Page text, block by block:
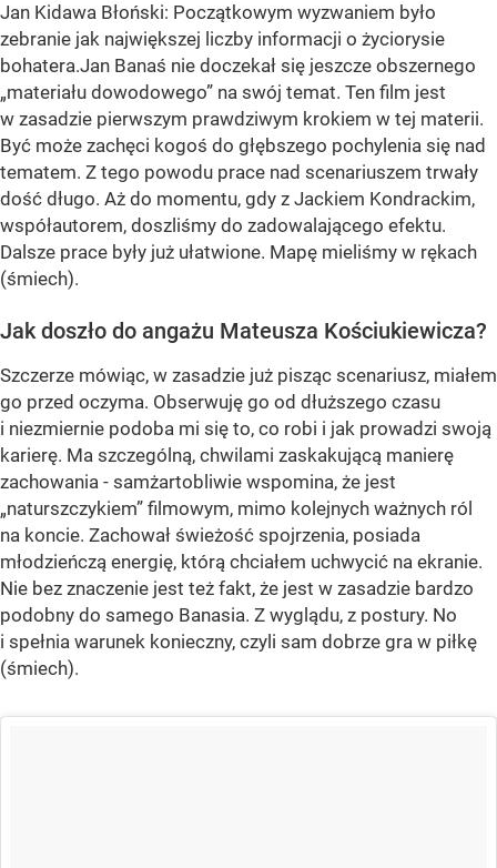
Jan Kidawa Błoński: Początkowym wyzwaniem było
zebranie jak największej liczby informacji o życiorysie
bohatera.Jan Banaś nie doczekał się jeszcze obszernego
„materiału dowodowego” na swój temat. Ten film jest
w zasadzie pierwszym prawdziwym krokiem w tej materii.
Być może zachęci kogoś do głębszego pochylenia się nad
tematem. Z tego powodu prace nad scenariuszem trwały
dość długo. Aż do momentu, gdy z Jackiem Kondrackim,
współautorem, doszliśmy do zadowalającego efektu.
Dalsze prace były już ułatwione. Mapę mieliśmy w rękach
(śmiech).
Jak doszło do angażu Mateusza Kościukiewicza?
Szczerze mówiąc, w zasadzie już pisząc scenariusz, miałem
go przed oczyma. Obserwuję go od dłuższego czasu
i niezmiernie podoba mi się to, co robi i jak prowadzi swoją
karierę. Ma szczególną, chwilami zaskakującą manierę
zachowania - samżartobliwie wspomina, że jest
„naturszczykiem” filmowym, mimo kolejnych ważnych ról
na koncie. Zachował świeżość spojrzenia, posiada
młodzieńczą energię, którą chciałem uchwycić na ekranie.
Nie bez znaczenie jest też fakt, że jest w zasadzie bardzo
podobny do samego Banasia. Z wyglądu, z postury. No
i spełnia warunek konieczny, czyli sam dobrze gra w piłkę
(śmiech).